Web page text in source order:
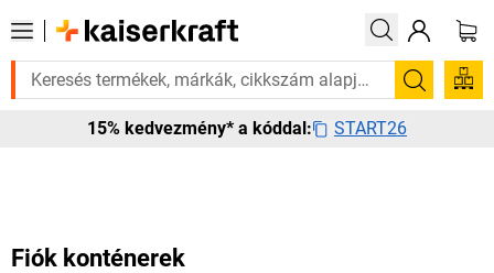
Válogatott bestseller termékeinket 3–4 munkanapon belül
Keresés
15% kedvezmény* a kóddal: START26
Fiók konténerek